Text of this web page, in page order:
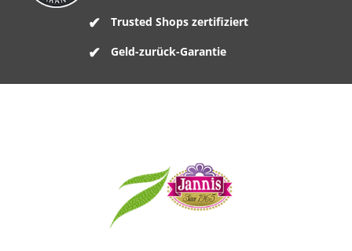
Trusted Shops zertifiziert
Geld-zurück-Garantie